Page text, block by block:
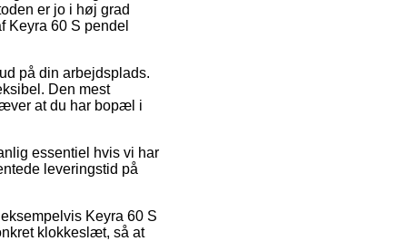
er jo i høj grad
Keyra 60 S pendel
på din arbejdsplads.
Den mest
at du har bopæl i
essentiel hvis vi har
leveringstid på
Keyra 60 S
klokkeslæt, så at